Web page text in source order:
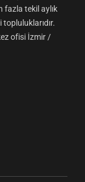
fazla tekil aylık
ofisi İzmir /